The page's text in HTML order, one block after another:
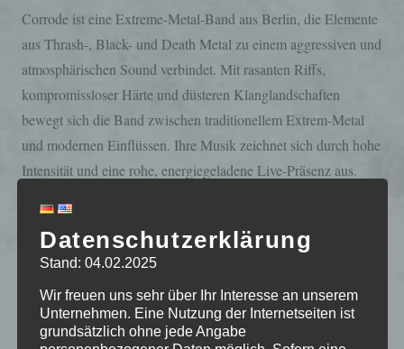
Corrode ist eine Extreme-Metal-Band aus Berlin, die Elemente
aus Thrash-, Black- und Death Metal zu einem aggressiven und
atmosphärischen Sound verbindet. Mit rasanten Riffs,
kompromissloser Härte und düsteren Klanglandschaften
bewegt sich die Band zwischen traditionellem Extrem-Metal
und modernen Einflüssen. Ihre Musik zeichnet sich durch hohe
Intensität und eine rohe, energiegeladene Live-Präsenz aus.
Indem Sie dieses Video laden, stimmen Sie der
Datenschutzrichtlinie von
akzeptieren die Verwendung von Cookies.
Immer Youtube-Videos auf allen Seiten laden.
Warhammer
Nach über 20 Jahre des bestehen, 6 Alben und unzählige
Konzerte später überall auf der Welt treten Warhammer zum
finalen „Apocaliptic end“ an. Diese finale Show´s werden ein
Datenschutzerklärung
Stand: 04.02.2025
Wir freuen uns sehr über Ihr Interesse an unserem
Unternehmen. Eine Nutzung der Internetseiten ist
grundsätzlich ohne jede Angabe